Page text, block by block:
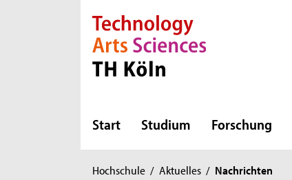
Direkt zur Hauptnavigation
Direkt zur Subnavigation
Direkt zum Inhalt
Direkt zum Fußbereich
Start Studium Forschung
Sie
Hochschule / Aktuelles / Nachrichten